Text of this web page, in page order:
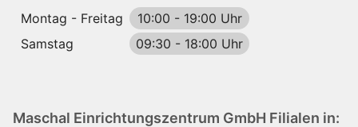
Montag - Freitag
10:00 - 19:00 Uhr
Samstag
09:30 - 18:00 Uhr
Maschal Einrichtungszentrum GmbH Filialen in: